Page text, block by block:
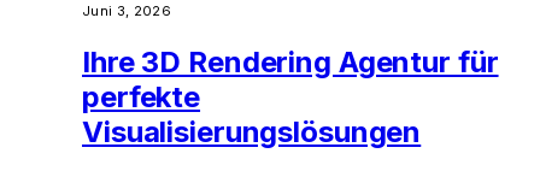
Juni 3, 2026
Ihre 3D Rendering Agentur für
perfekte
Visualisierungslösungen